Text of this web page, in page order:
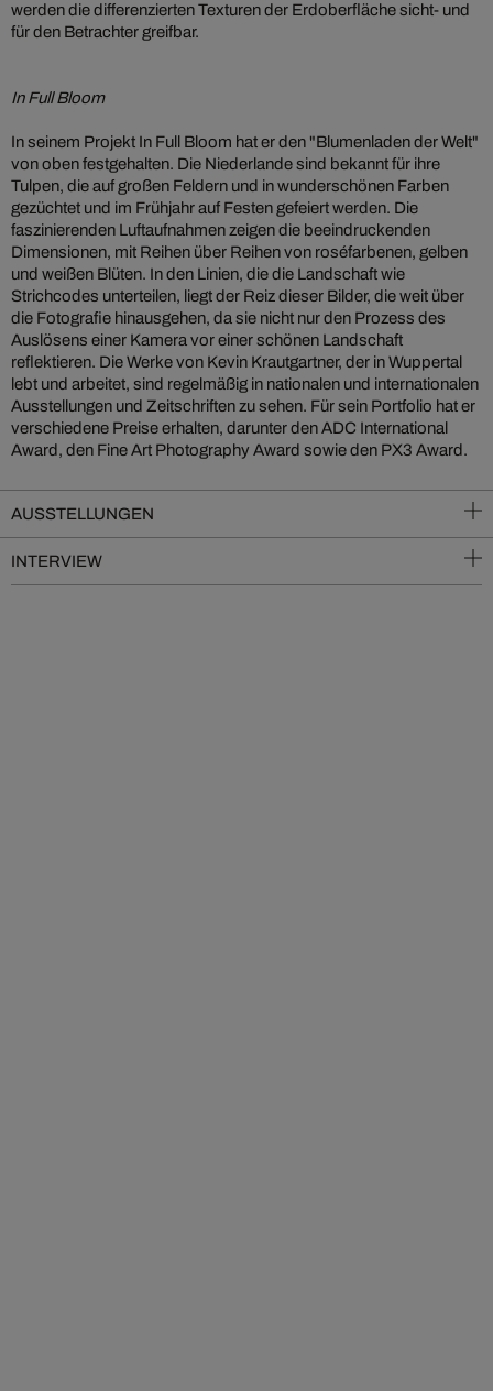
werden die differenzierten Texturen der Erdoberfläche sicht- und
für den Betrachter greifbar.
In Full Bloom
In seinem Projekt In Full Bloom hat er den "Blumenladen der Welt"
von oben festgehalten. Die Niederlande sind bekannt für ihre
Tulpen, die auf großen Feldern und in wunderschönen Farben
gezüchtet und im Frühjahr auf Festen gefeiert werden. Die
faszinierenden Luftaufnahmen zeigen die beeindruckenden
Dimensionen, mit Reihen über Reihen von roséfarbenen, gelben
und weißen Blüten. In den Linien, die die Landschaft wie
Strichcodes unterteilen, liegt der Reiz dieser Bilder, die weit über
die Fotografie hinausgehen, da sie nicht nur den Prozess des
Auslösens einer Kamera vor einer schönen Landschaft
reflektieren. Die Werke von Kevin Krautgartner, der in Wuppertal
lebt und arbeitet, sind regelmäßig in nationalen und internationalen
Ausstellungen und Zeitschriften zu sehen. Für sein Portfolio hat er
verschiedene Preise erhalten, darunter den ADC International
Award, den Fine Art Photography Award sowie den PX3 Award.
AUSSTELLUNGEN
INTERVIEW